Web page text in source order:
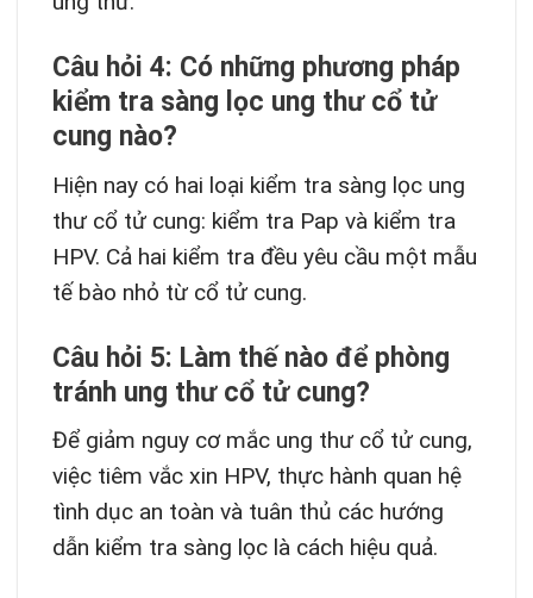
Câu hỏi 4: Có những phương pháp
kiểm tra sàng lọc ung thư cổ tử
cung nào?
Hiện nay có hai loại kiểm tra sàng lọc ung
thư cổ tử cung: kiểm tra Pap và kiểm tra
HPV. Cả hai kiểm tra đều yêu cầu một mẫu
tế bào nhỏ từ cổ tử cung.
Câu hỏi 5: Làm thế nào để phòng
tránh ung thư cổ tử cung?
Để giảm nguy cơ mắc ung thư cổ tử cung,
việc tiêm vắc xin HPV, thực hành quan hệ
tình dục an toàn và tuân thủ các hướng
dẫn kiểm tra sàng lọc là cách hiệu quả.